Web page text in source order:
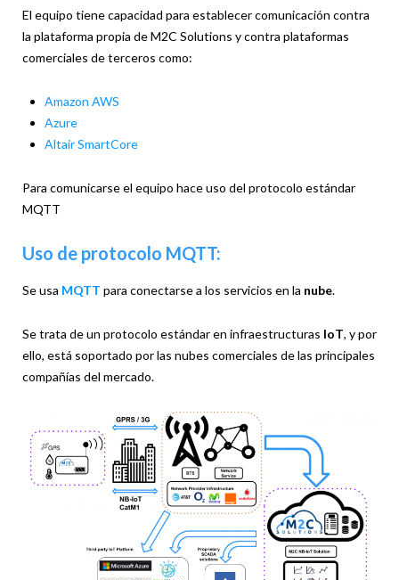
El equipo tiene capacidad para establecer comunicación contra
la plataforma propia de M2C Solutions y contra plataformas
comerciales de terceros como:
Amazon AWS
Azure
Altair SmartCore
Para comunicarse el equipo hace uso del protocolo estándar
MQTT
Uso de protocolo MQTT:
Se usa MQTT para conectarse a los servicios en la nube.
Se trata de un protocolo estándar en infraestructuras IoT, y por
ello, está soportado por las nubes comerciales de las principales
compañías del mercado.